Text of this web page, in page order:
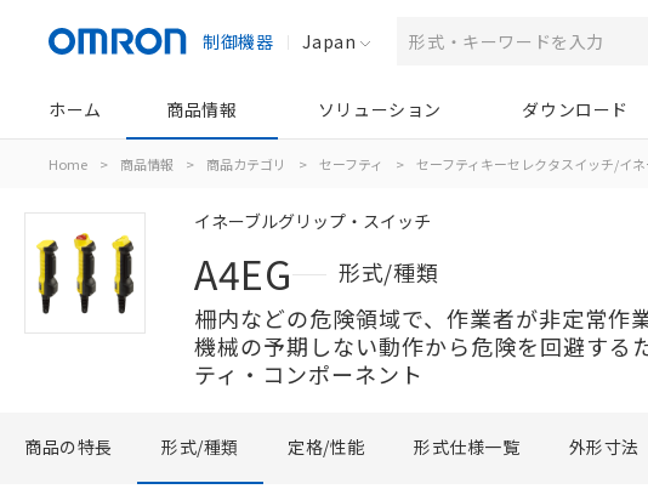
制御機器 Japan
ホーム 商品情報 ソリューション ダウンロード
Home > 商品情報 > 商品カテゴリ > セーフティ > セーフティキーセレクタスイッチ/イ
イネーブルグリップ・スイッチ
A4EG
形式/種類
柵内などの危険領域で、作業者が非定常作
機械の予期しない動作から危険を回避する
ティ・コンポーネント
商品の特長 形式/種類 定格/性能 形式仕様一覧 外形寸法